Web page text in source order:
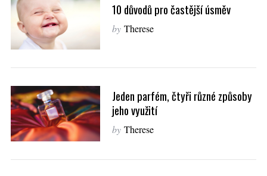
10 důvodů pro častější úsměv
by Therese
Jeden parfém, čtyři různé způsoby
jeho využití
by Therese